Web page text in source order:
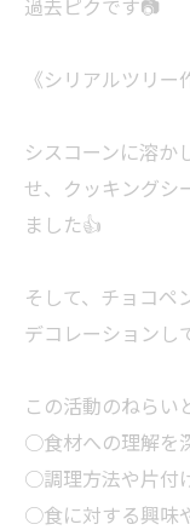
過去ピクです📷
《シリアルツリ
シスコーンに溶か
せ、クッキングシ
ました👍
そして、チョコペ
デコレーションし
この活動のねらい
○食材への理解を
○調理方法や片付
○食に対する興味